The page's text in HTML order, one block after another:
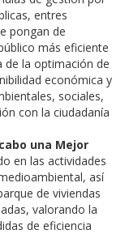
entres
pongan de
más eficiente
de la optimación de
económica y
sociales,
con la ciudadanía
una Mejor
en las actividades
así
de viviendas
valorando la
de eficiencia